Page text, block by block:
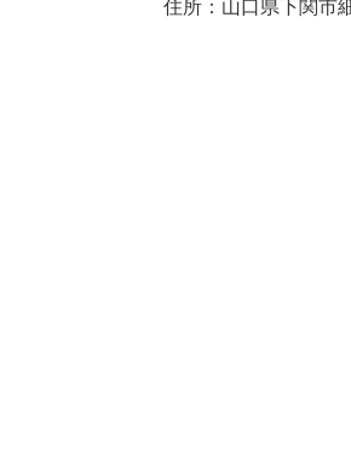
住所：山口県下関市